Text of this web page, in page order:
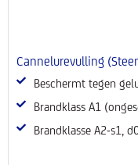
Cannelurevulling
Beschermt tegen
Brandklass A1
Brandklasse A2-s1,